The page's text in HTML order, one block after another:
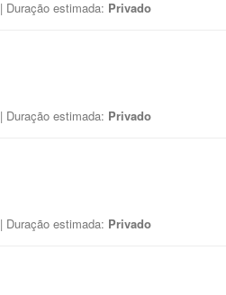
| Duração estimada: Privado
| Duração estimada: Privado
| Duração estimada: Privado